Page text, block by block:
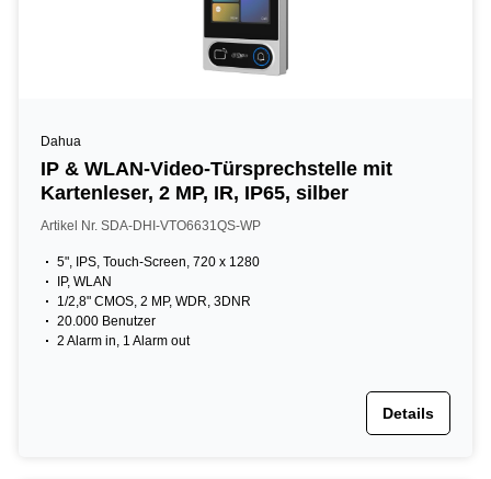
Dahua
IP & WLAN-Video-Türsprechstelle mit
Kartenleser, 2 MP, IR, IP65, silber
Artikel Nr. SDA-DHI-VTO6631QS-WP
5", IPS, Touch-Screen, 720 x 1280
IP, WLAN
1/2,8" CMOS, 2 MP, WDR, 3DNR
20.000 Benutzer
2 Alarm in, 1 Alarm out
Details